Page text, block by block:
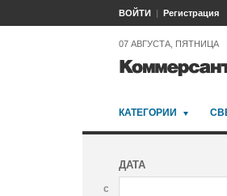
ВОЙТИ Регистрация
07 АВГУСТА, ПЯТНИЦА
КАТЕГОРИИ
ДАТА
с